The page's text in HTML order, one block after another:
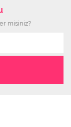
misiniz?